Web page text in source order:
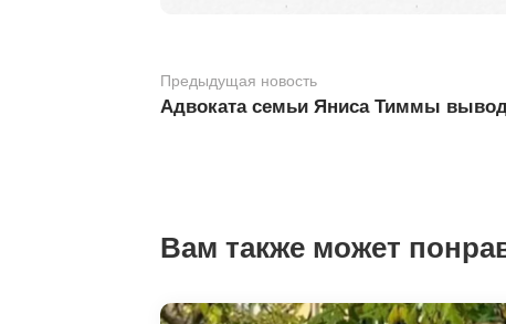
Предыдущая новость
Адвоката семьи Яниса Тиммы
Вам также может